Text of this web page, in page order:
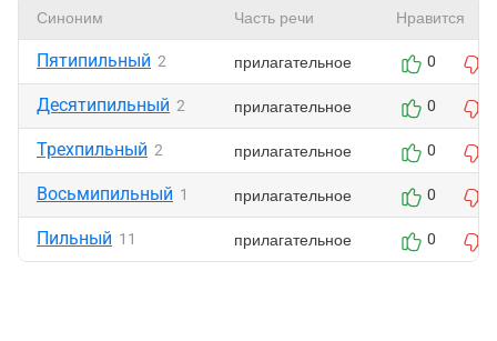
Синоним Часть речи Нравится
Пятипильный 2 прилагательное 0
Десятипильный 2 прилагательное 0
Трехпильный 2 прилагательное 0
Восьмипильный 1 прилагательное 0
Пильный 11 прилагательное 0